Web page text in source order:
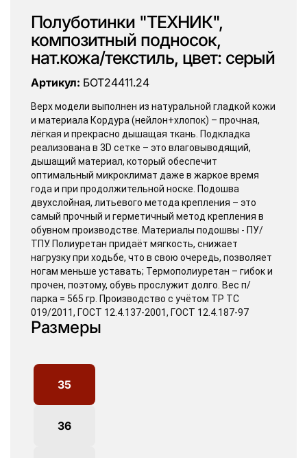
Полуботинки "ТЕХНИК",
композитный подносок,
нат.кожа/текстиль, цвет: серый
Артикул: БОТ24411.24
Верх модели выполнен из натуральной гладкой кожи
и материала Кордура (нейлон+хлопок) – прочная,
лёгкая и прекрасно дышащая ткань. Подкладка
реализована в 3D сетке – это влаговыводящий,
дышащий материал, который обеспечит
оптимальный микроклимат даже в жаркое время
года и при продолжительной носке. Подошва
двухслойная, литьевого метода крепления – это
самый прочный и герметичный метод крепления в
обувном производстве. Материалы подошвы - ПУ/
ТПУ. Полиуретан придаёт мягкость, снижает
нагрузку при ходьбе, что в свою очередь, позволяет
ногам меньше уставать; Термополиуретан – гибок и
прочен, поэтому, обувь прослужит долго. Вес п/
парка = 565 гр. Производство с учётом ТР ТС
019/2011, ГОСТ 12.4.137-2001, ГОСТ 12.4.187-97
Размеры
35
36